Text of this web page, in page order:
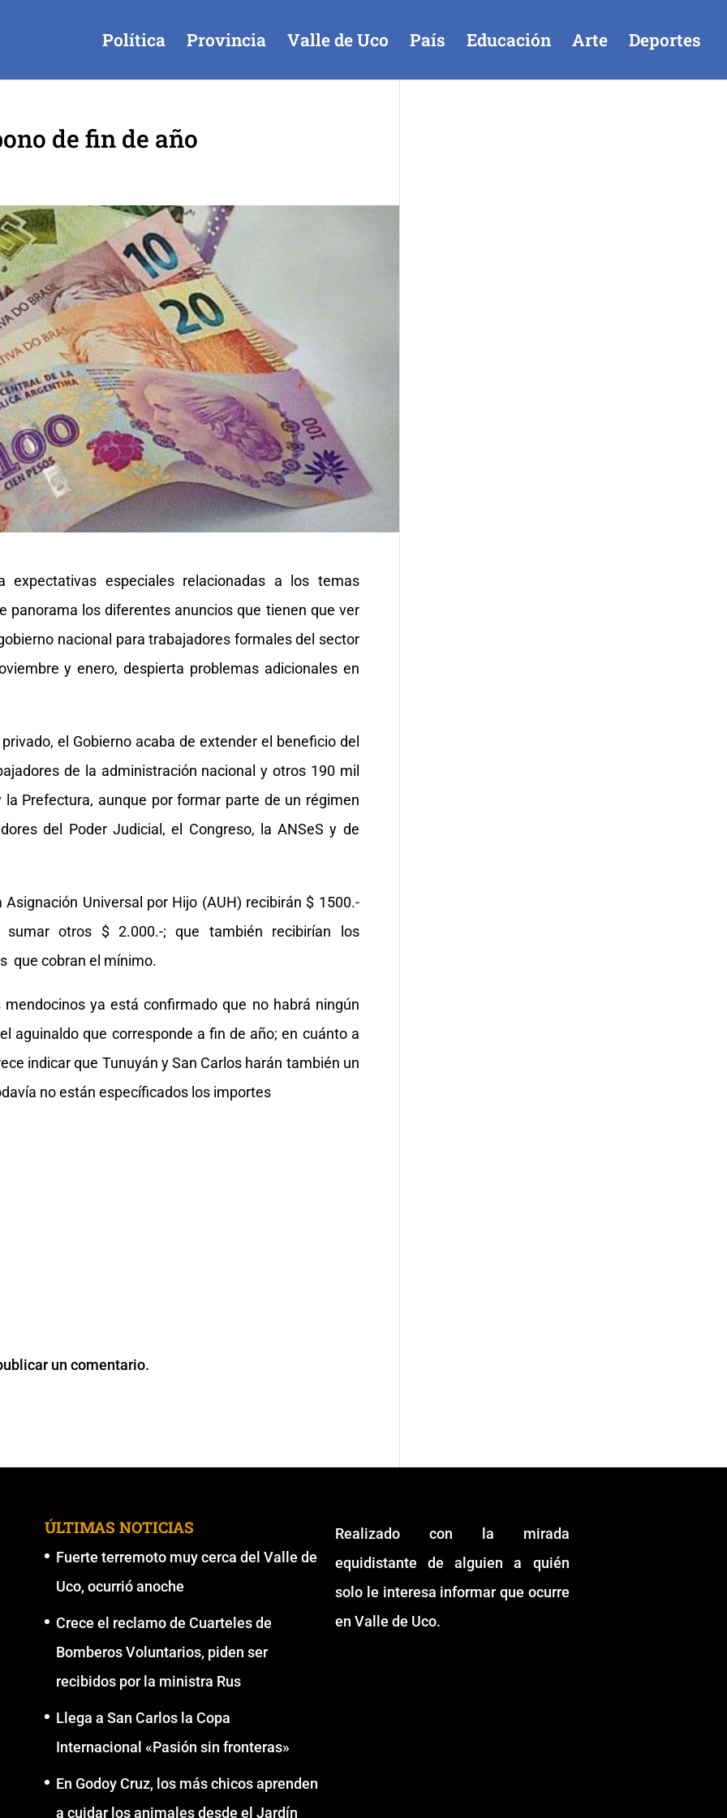
Política Provincia Valle de Uco País Educación Arte Deportes
de fin de año
especiales relacionadas a los temas
panorama los diferentes anuncios que tienen que ver
nacional para trabajadores formales del sector
y enero, despierta problemas adicionales en
el Gobierno acaba de extender el beneficio del
de la administración nacional y otros 190 mil
Prefectura, aunque por formar parte de un régimen
del Poder Judicial, el Congreso, la ANSeS y de
Universal por Hijo (AUH) recibirán $ 1500.-
otros $ 2.000.-; que también recibirían los
que cobran el mínimo.
ya está confirmado que no habrá ningún
aguinaldo que corresponde a fin de año; en cuánto a
indicar que Tunuyán y San Carlos harán también un
no están específicados los importes
un comentario.
ÚLTIMAS NOTICIAS
Fuerte terremoto muy cerca del Valle de
Uco, ocurrió anoche
Crece el reclamo de Cuarteles de
Bomberos Voluntarios, piden ser
recibidos por la ministra Rus
Llega a San Carlos la Copa
Internacional «Pasión sin fronteras»
En Godoy Cruz, los más chicos aprenden
a cuidar los animales desde el Jardín
Realizado con la mirada
equidistante de alguien a quién
solo le interesa informar que ocurre
en Valle de Uco.